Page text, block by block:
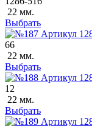
22 мм.
Выбрать
66
22 мм.
Выбрать
12
22 мм.
Выбрать